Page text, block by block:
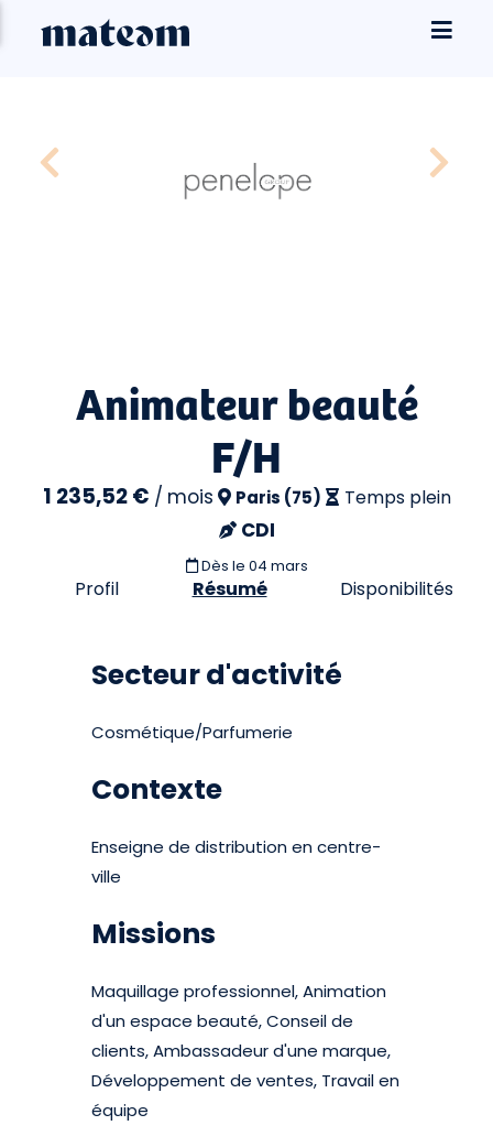
Animateur beauté
F/H
1 235,52 € / mois Paris (75) Temps plein
CDI
Dès le 04 mars
Profil Résumé Disponibilités
Secteur d'activité
Cosmétique/Parfumerie
Contexte
Enseigne de distribution en centre-
ville
Missions
Maquillage professionnel, Animation
d'un espace beauté, Conseil de
clients, Ambassadeur d'une marque,
Développement de ventes, Travail en
équipe